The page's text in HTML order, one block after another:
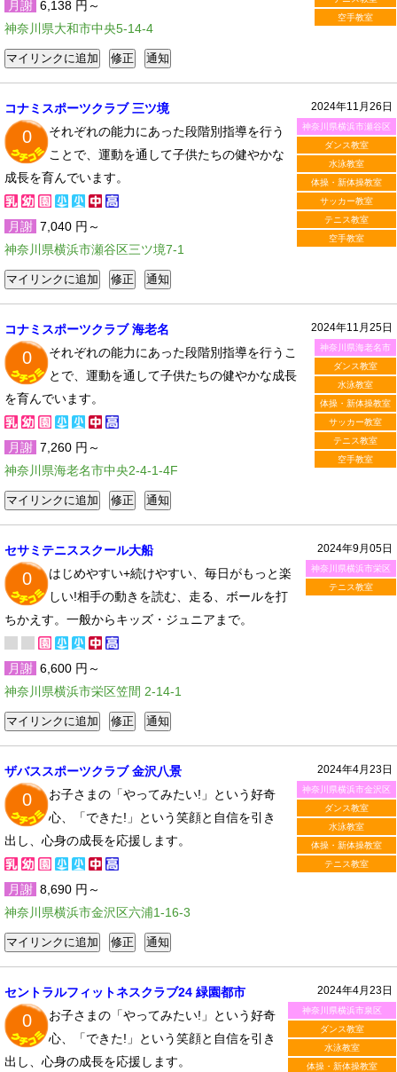
空手教室
月謝 6,138 円～
神奈川県大和市中央5-14-4
2024年11月26日
神奈川県横浜市瀬谷区
ダンス教室
水泳教室
体操・新体操教室
サッカー教室
テニス教室
空手教室
コナミスポーツクラブ 三ツ境
0
それぞれの能力にあった段階別指導を行う
ことで、運動を通して子供たちの健やかな
成長を育んでいます。
月謝 7,040 円～
神奈川県横浜市瀬谷区三ツ境7-1
2024年11月25日
神奈川県海老名市
ダンス教室
水泳教室
体操・新体操教室
サッカー教室
テニス教室
空手教室
コナミスポーツクラブ 海老名
0
それぞれの能力にあった段階別指導を行うこ
とで、運動を通して子供たちの健やかな成長
を育んでいます。
月謝 7,260 円～
神奈川県海老名市中央2-4-1-4F
2024年9月05日
神奈川県横浜市栄区
テニス教室
セサミテニススクール大船
0
はじめやすい+続けやすい、毎日がもっと楽
しい!相手の動きを読む、走る、ボールを打
ちかえす。一般からキッズ・ジュニアまで。
月謝 6,600 円～
神奈川県横浜市栄区笠間 2-14-1
2024年4月23日
神奈川県横浜市金沢区
ダンス教室
水泳教室
体操・新体操教室
テニス教室
ザバススポーツクラブ 金沢八景
0
お子さまの「やってみたい!」という好奇
心、「できた!」という笑顔と自信を引き
出し、心身の成長を応援します。
月謝 8,690 円～
神奈川県横浜市金沢区六浦1-16-3
2024年4月23日
神奈川県横浜市泉区
ダンス教室
水泳教室
体操・新体操教室
セントラルフィットネスクラブ24 緑園都市
0
お子さまの「やってみたい!」という好奇
心、「できた!」という笑顔と自信を引き
出し、心身の成長を応援します。